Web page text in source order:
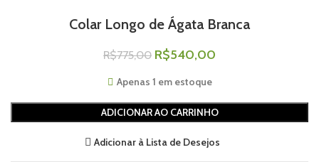
Colar Longo de Ágata Branca
R$775,00 R$540,00
Apenas 1 em estoque
ADICIONAR AO CARRINHO
Adicionar à Lista de Desejos